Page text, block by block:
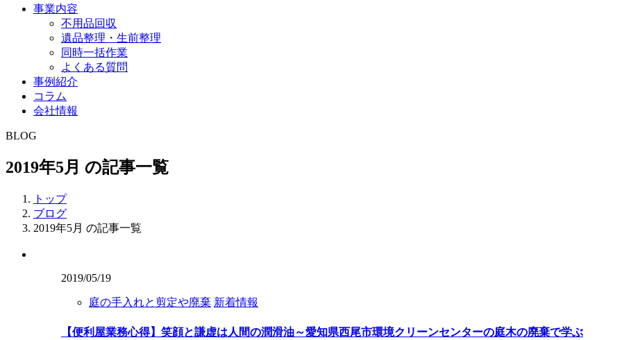
事業内容
不用品回収
遺品整理・生前整理
同時一括作業
よくある質問
事例紹介
コラム
会社情報
BLOG
2019年5月 の記事一覧
トップ
ブログ
2019年5月 の記事一覧
2019/05/19
庭の手入れと剪定や廃棄 新着情報
【便利屋業務心得】笑顔と謙虚は人間の潤滑油～愛知県西尾市環境クリーンセンターの庭木の廃棄で学ぶ